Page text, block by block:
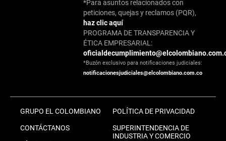
*Para asuntos relacionados con
peticiones, quejas y reclamos (PQR),
haz clic aquí
PROGRAMA DE TRANSPARENCIA Y
ÉTICA EMPRESARIAL:
*Buzón exclusivo para notificaciones judiciales:
notificacionesjudiciales@elcolombiano.com.co
GRUPO EL COLOMBIANO
CONTÁCTANOS
POLÍTICA DE PRIVACIDAD
SUPERINTENDENCIA DE
INDUSTRIA Y COMERCIO